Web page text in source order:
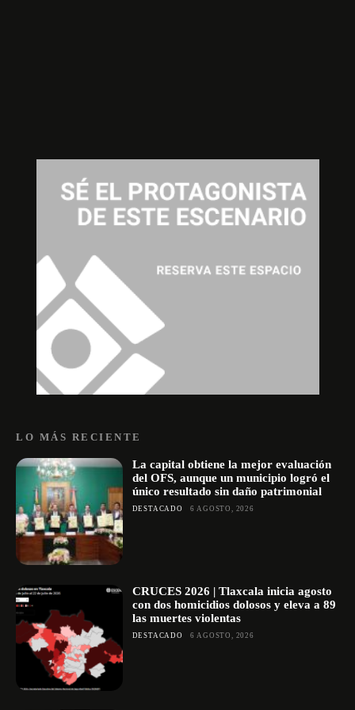
LO MÁS RECIENTE
La capital obtiene la mejor evaluación
del OFS, aunque un municipio logró el
único resultado sin daño patrimonial
DESTACADO 6 AGOSTO, 2026
CRUCES 2026 | Tlaxcala inicia agosto
con dos homicidios dolosos y eleva a 89
las muertes violentas
DESTACADO 6 AGOSTO, 2026